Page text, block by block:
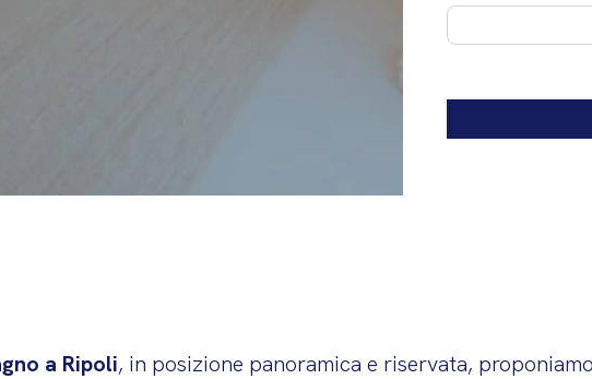
a Ripoli, in posizione panoramica e riservata,